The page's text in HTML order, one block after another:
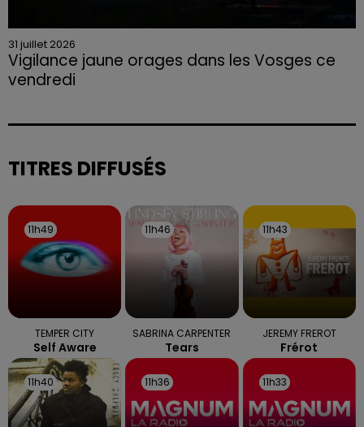
31 juillet 2026
Vigilance jaune orages dans les Vosges ce
vendredi
sont attendues en deuxième partie d'après-midi,
TITRES DIFFUSÉS
11h49
11h49
TEMPER CITY
Self Aware
11h46
11h46
SABRINA CARPENTER
Tears
11h43
11h43
JEREMY FREROT
Frérot
11h40
11h40 11h36
11h36 11h33
11h33